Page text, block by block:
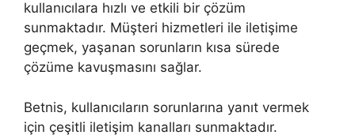
kullanıcılara hızlı ve etkili bir çözüm
sunmaktadır. Müşteri hizmetleri ile iletişime
geçmek, yaşanan sorunların kısa sürede
çözüme kavuşmasını sağlar.
Betnis, kullanıcıların sorunlarına yanıt vermek
için çeşitli iletişim kanalları sunmaktadır.